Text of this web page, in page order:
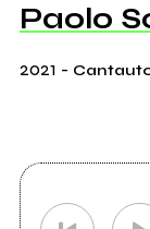
Paolo
2021 -